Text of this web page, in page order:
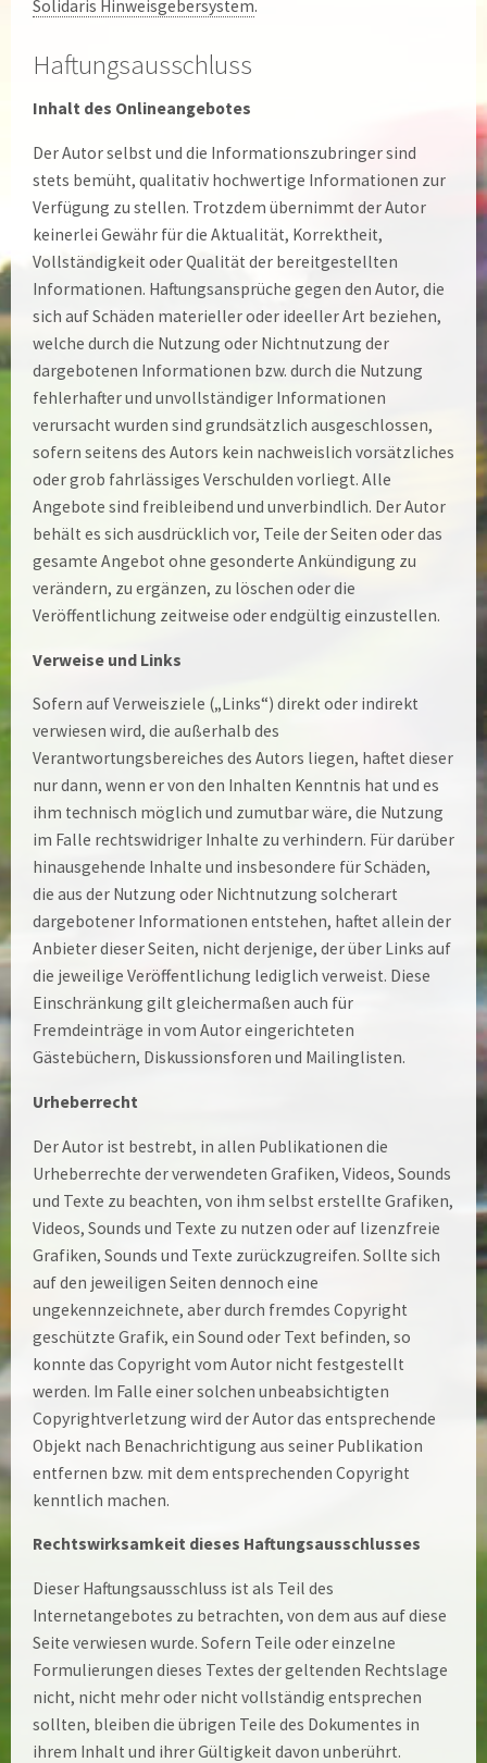
Solidaris Hinweisgebersystem.
Haftungsausschluss
Inhalt des Onlineangebotes
Der Autor selbst und die Informationszubringer sind
stets bemüht, qualitativ hochwertige Informationen zur
Verfügung zu stellen. Trotzdem übernimmt der Autor
keinerlei Gewähr für die Aktualität, Korrektheit,
Vollständigkeit oder Qualität der bereitgestellten
Informationen. Haftungsansprüche gegen den Autor, die
sich auf Schäden materieller oder ideeller Art beziehen,
welche durch die Nutzung oder Nichtnutzung der
dargebotenen Informationen bzw. durch die Nutzung
fehlerhafter und unvollständiger Informationen
verursacht wurden sind grundsätzlich ausgeschlossen,
sofern seitens des Autors kein nachweislich vorsätzliches
oder grob fahrlässiges Verschulden vorliegt. Alle
Angebote sind freibleibend und unverbindlich. Der Autor
behält es sich ausdrücklich vor, Teile der Seiten oder das
gesamte Angebot ohne gesonderte Ankündigung zu
verändern, zu ergänzen, zu löschen oder die
Veröffentlichung zeitweise oder endgültig einzustellen.
Verweise und Links
Sofern auf Verweisziele („Links“) direkt oder indirekt
verwiesen wird, die außerhalb des
Verantwortungsbereiches des Autors liegen, haftet dieser
nur dann, wenn er von den Inhalten Kenntnis hat und es
ihm technisch möglich und zumutbar wäre, die Nutzung
im Falle rechtswidriger Inhalte zu verhindern. Für darüber
hinausgehende Inhalte und insbesondere für Schäden,
die aus der Nutzung oder Nichtnutzung solcherart
dargebotener Informationen entstehen, haftet allein der
Anbieter dieser Seiten, nicht derjenige, der über Links auf
die jeweilige Veröffentlichung lediglich verweist. Diese
Einschränkung gilt gleichermaßen auch für
Fremdeinträge in vom Autor eingerichteten
Gästebüchern, Diskussionsforen und Mailinglisten.
Urheberrecht
Der Autor ist bestrebt, in allen Publikationen die
Urheberrechte der verwendeten Grafiken, Videos, Sounds
und Texte zu beachten, von ihm selbst erstellte Grafiken,
Videos, Sounds und Texte zu nutzen oder auf lizenzfreie
Grafiken, Sounds und Texte zurückzugreifen. Sollte sich
auf den jeweiligen Seiten dennoch eine
ungekennzeichnete, aber durch fremdes Copyright
geschützte Grafik, ein Sound oder Text befinden, so
konnte das Copyright vom Autor nicht festgestellt
werden. Im Falle einer solchen unbeabsichtigten
Copyrightverletzung wird der Autor das entsprechende
Objekt nach Benachrichtigung aus seiner Publikation
entfernen bzw. mit dem entsprechenden Copyright
kenntlich machen.
Rechtswirksamkeit dieses Haftungsausschlusses
Dieser Haftungsausschluss ist als Teil des
Internetangebotes zu betrachten, von dem aus auf diese
Seite verwiesen wurde. Sofern Teile oder einzelne
Formulierungen dieses Textes der geltenden Rechtslage
nicht, nicht mehr oder nicht vollständig entsprechen
sollten, bleiben die übrigen Teile des Dokumentes in
ihrem Inhalt und ihrer Gültigkeit davon unberührt.